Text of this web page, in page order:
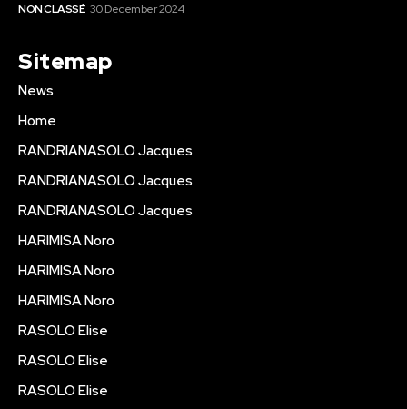
NON CLASSÉ 30 December 2024
Sitemap
News
Home
RANDRIANASOLO Jacques
RANDRIANASOLO Jacques
RANDRIANASOLO Jacques
HARIMISA Noro
HARIMISA Noro
HARIMISA Noro
RASOLO Elise
RASOLO Elise
RASOLO Elise